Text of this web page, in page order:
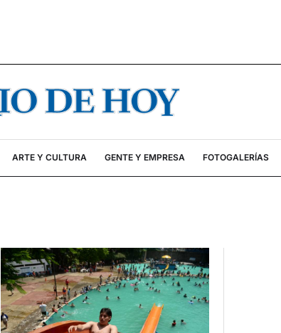
ARTE Y CULTURA GENTE Y EMPRESA FOTOGALERÍAS